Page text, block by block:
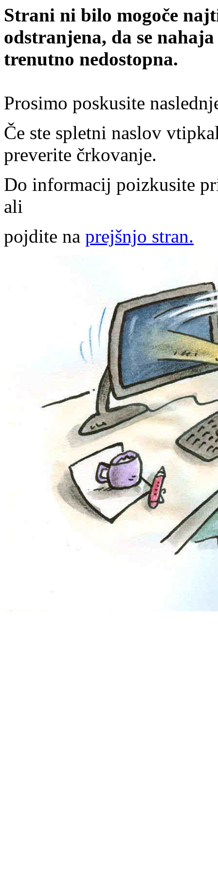
Strani ni bilo mogoče
odstranjena, da se
trenutno nedostopna.
Prosimo poskusite
Če ste spletni naslov
preverite črkovanje.
Do informacij poizkusite
ali
pojdite na prejšnjo stran.